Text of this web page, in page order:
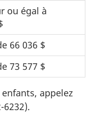
ou égal à
66 036 $
73 577 $
appelez
6232).